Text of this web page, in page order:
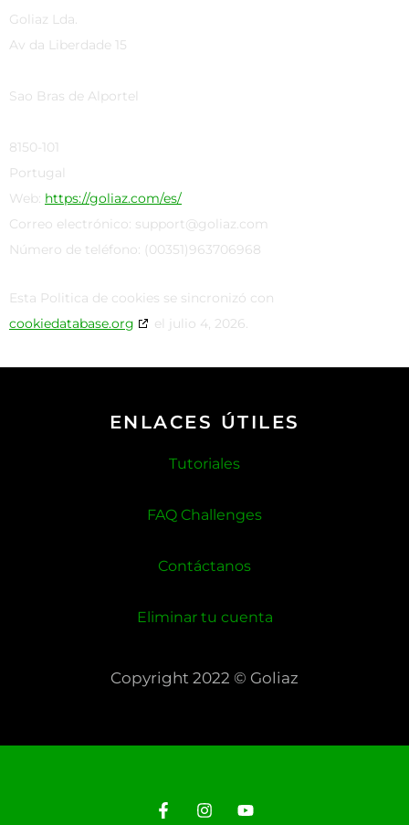
Goliaz Lda.
Av da Liberdade 15
Sao Bras de Alportel
8150-101
Portugal
Web: https://goliaz.com/es/
Correo electrónico: support@goliaz.com
Número de teléfono: (00351)963706968
Esta Politica de cookies se sincronizó con
cookiedatabase.org
el julio 4, 2026.
ENLACES ÚTILES
Tutoriales
FAQ Challenges
Contáctanos
Eliminar tu cuenta
Copyright 2022 © Goliaz